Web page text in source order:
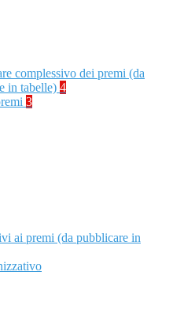
complessivo dei premi (da
in tabelle) 4
3
ai premi (da pubblicare in